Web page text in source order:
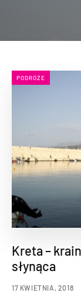
PODRÓŻE
Kreta –
słynąca
17 KWIETNIA, 2018